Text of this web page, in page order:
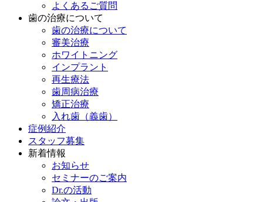
よくあるご質問
歯の治療について
歯の治療について
審美治療
ホワイトニング
インプラント
再生療法
歯周病治療
矯正治療
入れ歯（義歯）
症例紹介
スタッフ募集
新着情報
お知らせ
セミナーのご案内
Dr.の活動